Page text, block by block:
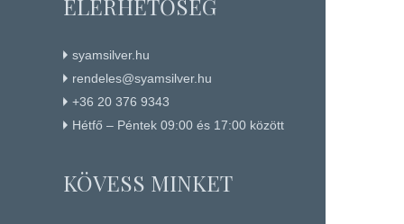
ELÉRHETŐSÉG
syamsilver.hu
rendeles@syamsilver.hu
+36 20 376 9343
Hétfő – Péntek 09:00 és 17:00 között
KÖVESS MINKET